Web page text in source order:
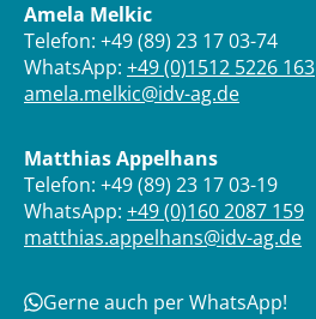
Amela Melkic
Telefon: +49 (89) 23 17 03-74
WhatsApp: +49 (0)1512 5226 163
amela.melkic@idv-ag.de
Matthias Appelhans
Telefon: +49 (89) 23 17 03-19
WhatsApp: +49 (0)160 2087 159
matthias.appelhans@idv-ag.de
Gerne auch per WhatsApp!